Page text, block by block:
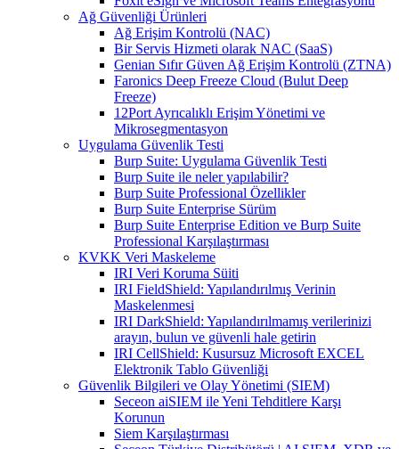
Ağ Güvenliği Ürünleri
Ağ Erişim Kontrolü (NAC)
Bir Servis Hizmeti olarak NAC (SaaS)
Genian Sıfır Güven Ağ Erişim Kontrolü (ZTNA)
Faronics Deep Freeze Cloud (Bulut Deep
Freeze)
12Port Ayrıcalıklı Erişim Yönetimi ve
Mikrosegmentasyon
Uygulama Güvenlik Testi
Burp Suite: Uygulama Güvenlik Testi
Burp Suite ile neler yapılabilir?
Burp Suite Professional Özellikler
Burp Suite Enterprise Sürüm
Burp Suite Enterprise Edition ve Burp Suite
Professional Karşılaştırması
KVKK Veri Maskeleme
IRI Veri Koruma Süiti
IRI FieldShield: Yapılandırılmış Verinin
Maskelenmesi
IRI DarkShield: Yapılandırılmamış verilerinizi
arayın, bulun ve güvenli hale getirin
IRI CellShield: Kusursuz Microsoft EXCEL
Elektronik Tablo Güvenliği
Güvenlik Bilgileri ve Olay Yönetimi (SIEM)
Seceon aiSIEM ile Yeni Tehditlere Karşı
Korunun
Siem Karşılaştırması